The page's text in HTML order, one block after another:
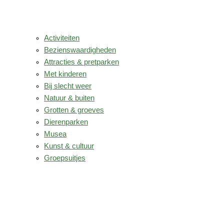
Activiteiten
Bezienswaardigheden
Attracties & pretparken
Met kinderen
Bij slecht weer
Natuur & buiten
Grotten & groeves
Dierenparken
Musea
Kunst & cultuur
Groepsuitjes